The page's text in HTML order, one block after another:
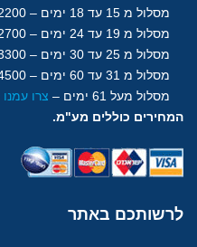
מסלול מ 15 עד 18
ימים – 2200 ₪
מסלול מ 19 עד 24 ימים – 2700 ₪
מסלול מ 25 עד 30
ימים – 3300 ₪
מסלול מ 31 עד 60
ימים – 4500 ₪
מסלול מעל 61
ימים – צרו
המחירים כוללים מע"מ.
לרשותכם באתר